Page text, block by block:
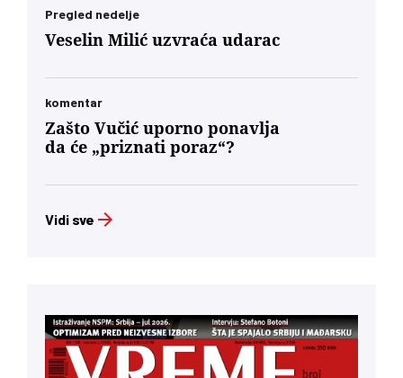
Pregled nedelje
Veselin Milić uzvraća udarac
komentar
Zašto Vučić uporno ponavlja
da će „priznati poraz“?
Vidi sve